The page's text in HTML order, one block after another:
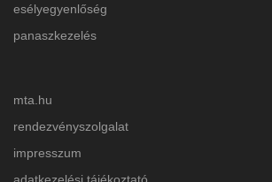
esélyegyenlőség
panaszkezelés
mta.hu
rendezvényszolgalat
impresszum